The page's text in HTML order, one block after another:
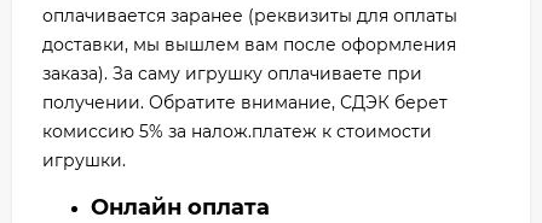
оплачивается заранее (реквизиты для оплаты
доставки, мы вышлем вам после оформления
заказа). За саму игрушку оплачиваете при
получении. Обратите внимание, СДЭК берет
комиссию 5% за налож.платеж к стоимости
игрушки.
Онлайн оплата